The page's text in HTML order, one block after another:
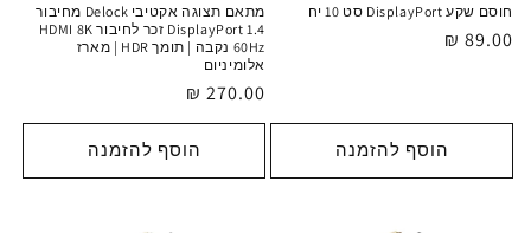
חוסם שקע DisplayPort סט 10 יח
מחיר
89.00 ₪
הוסף להזמנה
מתאם תצוגה אקטיבי Delock מחיבור
DisplayPort 1.4 זכר לחיבור HDMI 8K
60Hz נקבה | תומך HDR | מארז
אלומיניום
מחיר
רגיל
270.00 ₪
הוסף להזמנה